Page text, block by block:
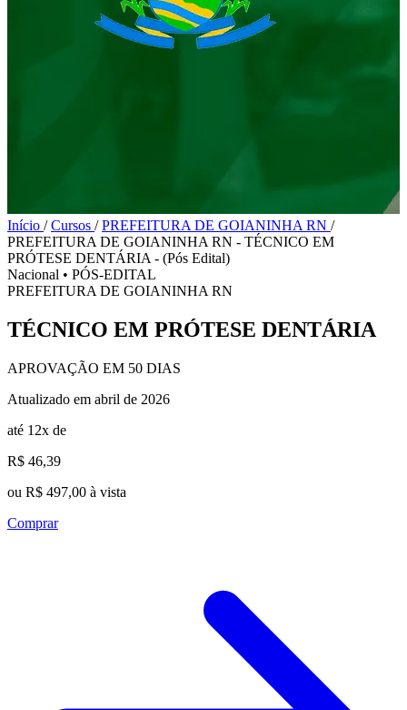
Início / Cursos / PREFEITURA DE GOIANINHA RN /
PREFEITURA DE GOIANINHA RN - TÉCNICO EM
PRÓTESE DENTÁRIA - (Pós Edital)
Nacional • PÓS-EDITAL
PREFEITURA DE GOIANINHA RN
TÉCNICO EM PRÓTESE DENTÁRIA
APROVAÇÃO EM 50 DIAS
Atualizado em abril de 2026
até 12x de
R$ 46,39
ou R$ 497,00 à vista
Comprar